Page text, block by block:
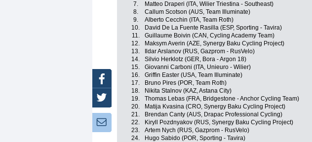
7.
Matteo Draperi (ITA, Wilier Triestina - Southeast)
8.
Callum Scotson (AUS, Team Illuminate)
9.
Alberto Cecchin (ITA, Team Roth)
10.
David De La Fuente Rasilla (ESP, Sporting - Tavira)
11.
Guillaume Boivin (CAN, Cycling Academy Team)
12.
Maksym Averin (AZE, Synergy Baku Cycling Project)
13.
Ildar Arslanov (RUS, Gazprom - RusVelo)
14.
Silvio Herklotz (GER, Bora - Argon 18)
15.
Giovanni Carboni (ITA, Unieuro - Wilier)
16.
Griffin Easter (USA, Team Illuminate)
17.
Bruno Pires (POR, Team Roth)
18.
Nikita Stalnov (KAZ, Astana City)
19.
Thomas Lebas (FRA, Bridgestone - Anchor Cycling Team)
20.
Matija Kvasina (CRO, Synergy Baku Cycling Project)
21.
Brendan Canty (AUS, Drapac Professional Cycling)
22.
Kiryll Pozdnyakov (RUS, Synergy Baku Cycling Project)
23.
Artem Nych (RUS, Gazprom - RusVelo)
24.
Hugo Sabido (POR, Sporting - Tavira)
Facebook
Twitter
Newsletter: